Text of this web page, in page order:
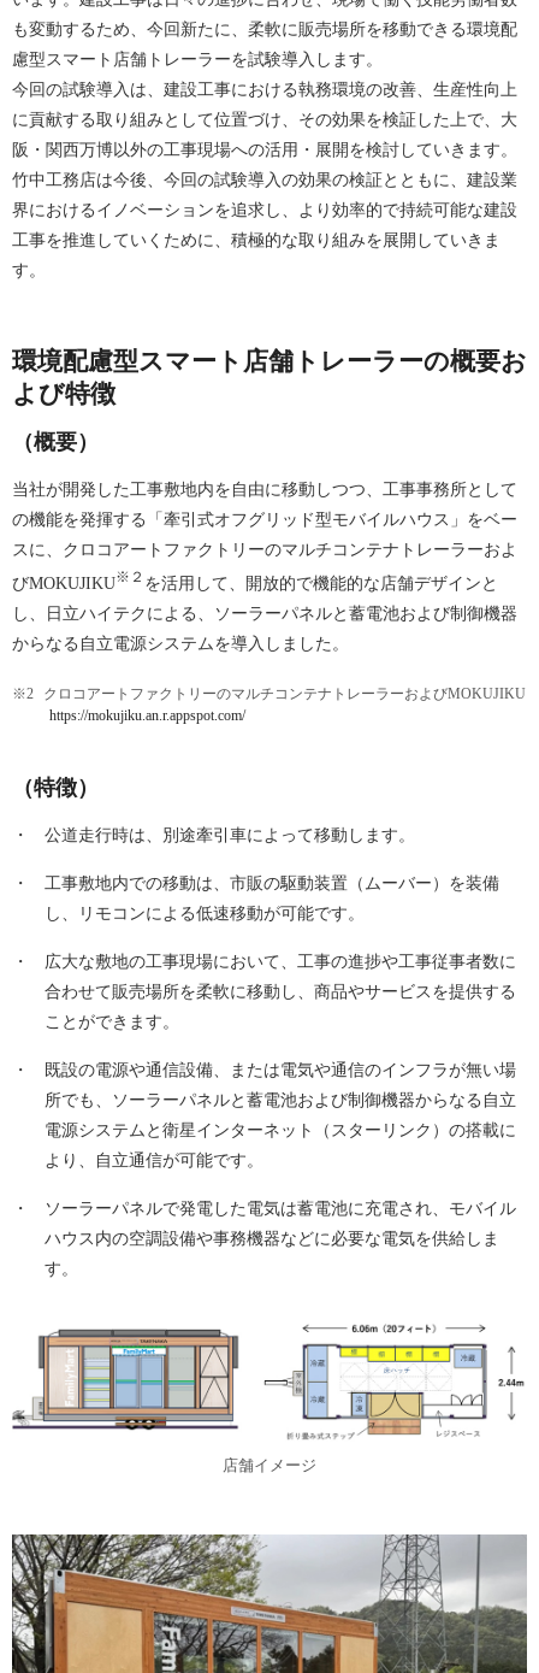
も変動するため、今回新たに、柔軟に販売場所を移動できる環境配
慮型スマート店舗トレーラーを試験導入します。
今回の試験導入は、建設工事における執務環境の改善、生産性向上
に貢献する取り組みとして位置づけ、その効果を検証した上で、大
阪・関西万博以外の工事現場への活用・展開を検討していきます。
竹中工務店は今後、今回の試験導入の効果の検証とともに、建設業
界におけるイノベーションを追求し、より効率的で持続可能な建設
工事を推進していくために、積極的な取り組みを展開していきま
す。
環境配慮型スマート店舗トレーラーの概要お
よび特徴
（概要）
当社が開発した工事敷地内を自由に移動しつつ、工事事務所として
の機能を発揮する「牽引式オフグリッド型モバイルハウス」をベー
スに、クロコアートファクトリーのマルチコンテナトレーラーおよ
びMOKUJIKU※２ を活用して、開放的で機能的な店舗デザインと
し、日立ハイテクによる、ソーラーパネルと蓄電池および制御機器
からなる自立電源システムを導入しました。
※2
クロコアートファクトリーのマルチコンテナトレーラーおよびMOKUJIKU
https://mokujiku.an.r.appspot.com/
（特徴）
・ 公道走行時は、別途牽引車によって移動します。
・
工事敷地内での移動は、市販の駆動装置（ムーバー）を装備
し、リモコンによる低速移動が可能です。
・
広大な敷地の工事現場において、工事の進捗や工事従事者数に
合わせて販売場所を柔軟に移動し、商品やサービスを提供する
ことができます。
・
既設の電源や通信設備、または電気や通信のインフラが無い場
所でも、ソーラーパネルと蓄電池および制御機器からなる自立
電源システムと衛星インターネット（スターリンク）の搭載に
より、自立通信が可能です。
・
ソーラーパネルで発電した電気は蓄電池に充電され、モバイル
ハウス内の空調設備や事務機器などに必要な電気を供給しま
す。
店舗イメージ